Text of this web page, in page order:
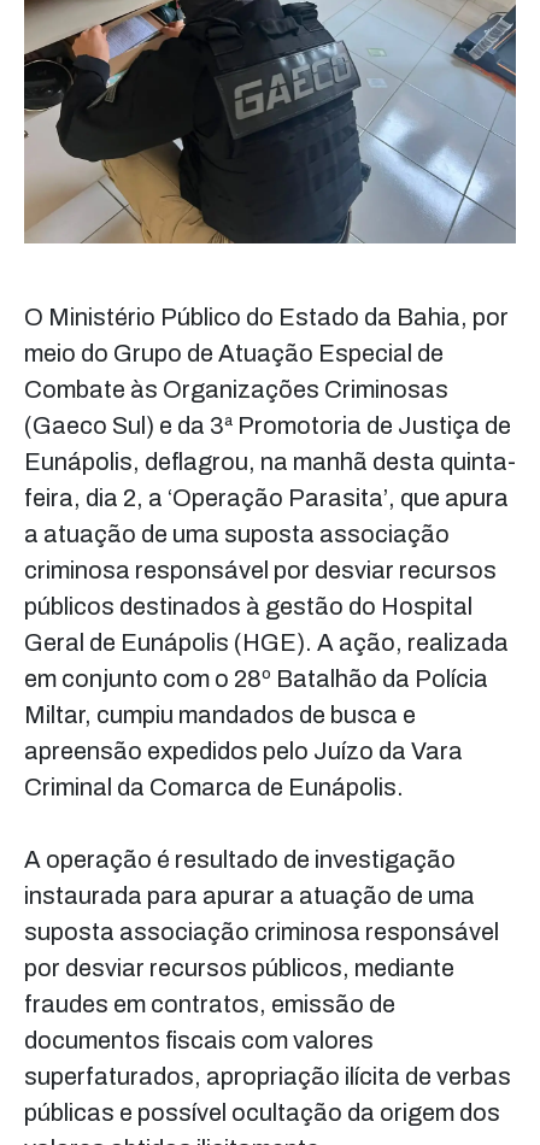
O Ministério Público do Estado da Bahia, por
meio do Grupo de Atuação Especial de
Combate às Organizações Criminosas
(Gaeco Sul) e da 3ª Promotoria de Justiça de
Eunápolis, deflagrou, na manhã desta quinta-
feira, dia 2, a ‘Operação Parasita’, que apura
a atuação de uma suposta associação
criminosa responsável por desviar recursos
públicos destinados à gestão do Hospital
Geral de Eunápolis (HGE). A ação, realizada
em conjunto com o 28º Batalhão da Polícia
Miltar, cumpiu mandados de busca e
apreensão expedidos pelo Juízo da Vara
Criminal da Comarca de Eunápolis.
A operação é resultado de investigação
instaurada para apurar a atuação de uma
suposta associação criminosa responsável
por desviar recursos públicos, mediante
fraudes em contratos, emissão de
documentos fiscais com valores
superfaturados, apropriação ilícita de verbas
públicas e possível ocultação da origem dos